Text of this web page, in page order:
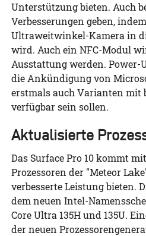
Unterstützung bieten. Auch
Verbesserungen geben,
Ultraweitwinkel-Kamera in
wird. Auch ein NFC-Modul
Ausstattung werden. Power-
die Ankündigung von
erstmals auch Varianten mit
verfügbar sein sollen.
Aktualisierte
Das Surface Pro 10 kommt
Prozessoren der "Meteor
verbesserte Leistung bieten.
dem neuen Intel-
Core Ultra 135H und 135U.
der neuen